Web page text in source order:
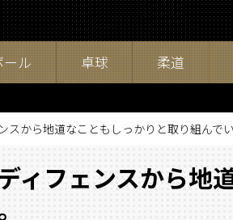
ール 卓球 柔道
スから地道なこともしっかりと取り組んで
ィフェンスから地